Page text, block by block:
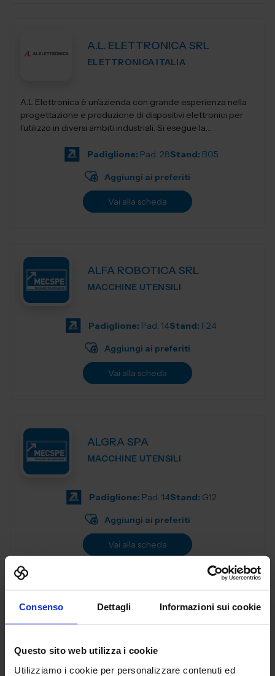
Consenso Dettagli Informazioni sui cookie
Questo sito web utilizza i cookie
Utilizziamo i cookie per personalizzare contenuti ed
A.L. ELETTRONICA SRL
ELETTRONICA ITALIA
A.L Elettronica è un’azienda con grande esperienza nella
progettazione e produzione di dispositivi elettronici per
l'utilizzo in diversi ambiti industriali. Si esegue la
Padiglione: Pad. 28Stand: B05
Aggiungi ai preferiti
Vai alla scheda
ALFA ROBOTICA SRL
MACCHINE UTENSILI
Padiglione: Pad. 14Stand: F24
Aggiungi ai preferiti
Vai alla scheda
ALGRA SPA
MACCHINE UTENSILI
Padiglione: Pad. 14Stand: G12
Aggiungi ai preferiti
Vai alla scheda
ANCA ITALIA SRL
Padiglione:Pad. 14Stand:E31